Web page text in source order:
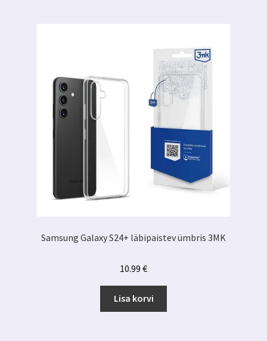
Samsung Galaxy S24+ läbipaistev ümbris 3MK
10.99 €
Lisa korvi